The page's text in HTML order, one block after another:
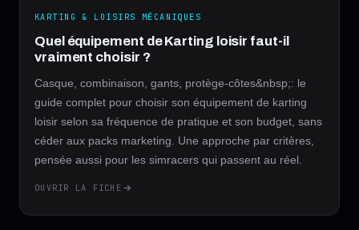
KARTING & LOISIRS MÉCANIQUES
Quel équipement de Karting loisir faut-il
vraiment choisir ?
Casque, combinaison, gants, protège-côtes&nbsp;: le
guide complet pour choisir son équipement de karting
loisir selon sa fréquence de pratique et son budget, sans
céder aux packs marketing. Une approche par critères,
pensée aussi pour les simracers qui passent au réel.
OUVRIR LA FICHE